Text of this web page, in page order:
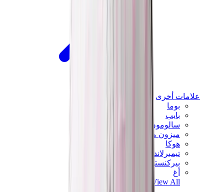
علامات أخرى
بوما
بايب
سالومون
ميزون ميهارا
هوكا
تيمبرلاند
بيركنستوك
أغ
View All